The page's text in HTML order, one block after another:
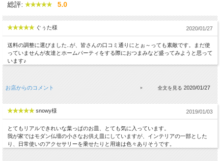
総評: 5.0
ぐぅた様 2020/01/27
送料の調整に選びました..が、皆さんの口コミ通りにとぉ～っても素敵です。まだ使
っていませんが友達とホームパーティをする際におつまみなど盛ってみようと思って
います♪
お店からのコメント 2020/01/27
snowy様 2019/01/03
とてもリアルできれいな葉っぱのお皿、とても気に入っています。
我が家ではモダン仏壇の小さなお供え皿にしていますが、インテリアの一部とした
り、日常使いのアクセサリーを乗せたりと用途は色々ありそうです。